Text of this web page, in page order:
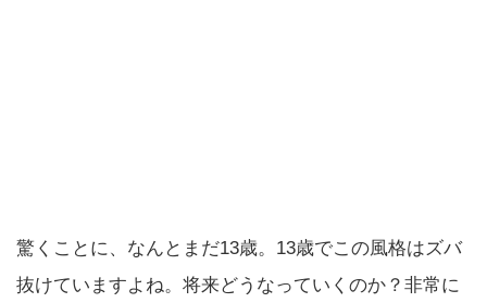
驚くことに、なんとまだ13歳。13歳でこの風格はズバ
抜けていますよね。将来どうなっていくのか？非常に